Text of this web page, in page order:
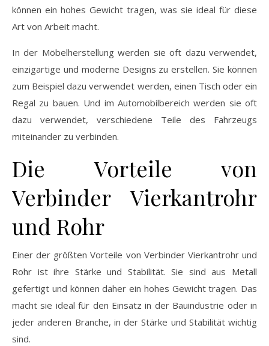
können ein hohes Gewicht tragen, was sie ideal für diese
Art von Arbeit macht.
In der Möbelherstellung werden sie oft dazu verwendet,
einzigartige und moderne Designs zu erstellen. Sie können
zum Beispiel dazu verwendet werden, einen Tisch oder ein
Regal zu bauen. Und im Automobilbereich werden sie oft
dazu verwendet, verschiedene Teile des Fahrzeugs
miteinander zu verbinden.
Die Vorteile von
Verbinder Vierkantrohr
und Rohr
Einer der größten Vorteile von Verbinder Vierkantrohr und
Rohr ist ihre Stärke und Stabilität. Sie sind aus Metall
gefertigt und können daher ein hohes Gewicht tragen. Das
macht sie ideal für den Einsatz in der Bauindustrie oder in
jeder anderen Branche, in der Stärke und Stabilität wichtig
sind.